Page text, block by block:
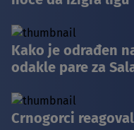
Kako je odrađen
odakle pare za
Crnogorci